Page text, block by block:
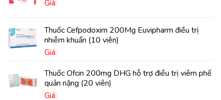
Giá:
Thuốc Cefpodoxim 200Mg Euvipharm điều trị
nhiễm khuẩn (10 viên)
Giá:
Thuốc Ofcin 200mg DHG hỗ trợ điều trị viêm phế
quản nặng (20 viên)
Giá: